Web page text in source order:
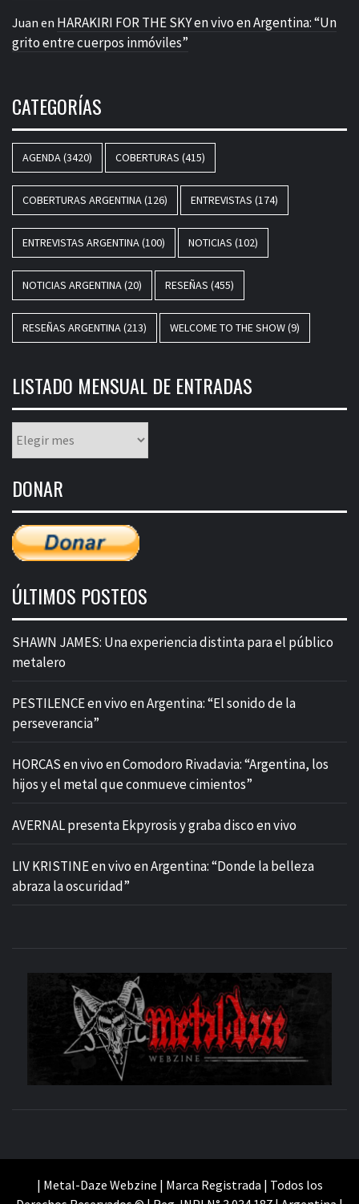
Juan en HARAKIRI FOR THE SKY en vivo en Argentina: “Un
grito entre cuerpos inmóviles”
CATEGORÍAS
AGENDA(3420) COBERTURAS (415)
COBERTURAS ARGENTINA(126) ENTREVISTAS (174)
ENTREVISTAS ARGENTINA(100) NOTICIAS (102)
NOTICIAS ARGENTINA(20) RESEÑAS (455)
RESEÑAS ARGENTINA(213) WELCOME TO THE SHOW(9)
LISTADO MENSUAL DE ENTRADAS
mensual
entradas
DONAR
ÚLTIMOS POSTEOS
SHAWN JAMES: Una experiencia distinta para el público
metalero
PESTILENCE en vivo en Argentina: “El sonido de la
perseverancia”
HORCAS en vivo en Comodoro Rivadavia: “Argentina, los
hijos y el metal que conmueve cimientos”
AVERNAL presenta Ekpyrosis y graba disco en vivo
LIV KRISTINE en vivo en Argentina: “Donde la belleza
abraza la oscuridad”
| Metal-Daze Webzine | Marca Registrada | Todos los